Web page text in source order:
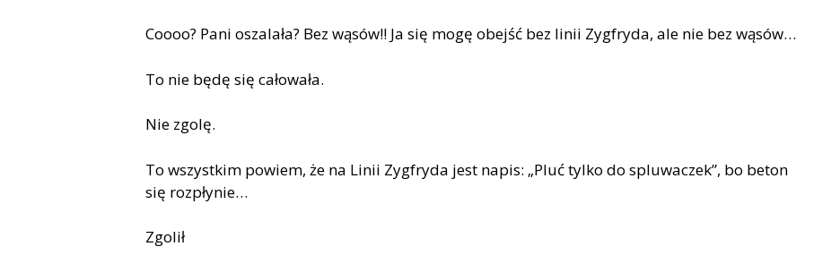
Coooo? Pani oszalała? Bez wąsów!! Ja się mogę obejść bez linii Zygfryda, ale nie bez wąsów…
To nie będę się całowała.
Nie zgolę.
To wszystkim powiem, że na Linii Zygfryda jest napis: „Pluć tylko do spluwaczek”, bo beton
się rozpłynie…
Zgolił